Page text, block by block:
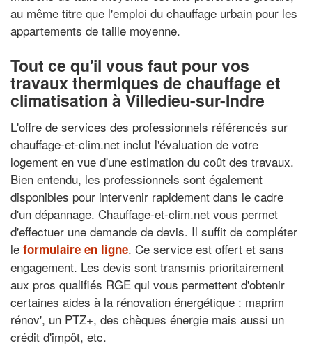
au même titre que l'emploi du chauffage urbain pour les
appartements de taille moyenne.
Tout ce qu'il vous faut pour vos
travaux thermiques de chauffage et
climatisation à Villedieu-sur-Indre
L'offre de services des professionnels référencés sur
chauffage-et-clim.net inclut l'évaluation de votre
logement en vue d'une estimation du coût des travaux.
Bien entendu, les professionnels sont également
disponibles pour intervenir rapidement dans le cadre
d'un dépannage. Chauffage-et-clim.net vous permet
d'effectuer une demande de devis. Il suffit de compléter
le formulaire en ligne. Ce service est offert et sans
engagement. Les devis sont transmis prioritairement
aux pros qualifiés RGE qui vous permettent d'obtenir
certaines aides à la rénovation énergétique : maprim
rénov', un PTZ+, des chèques énergie mais aussi un
crédit d'impôt, etc.